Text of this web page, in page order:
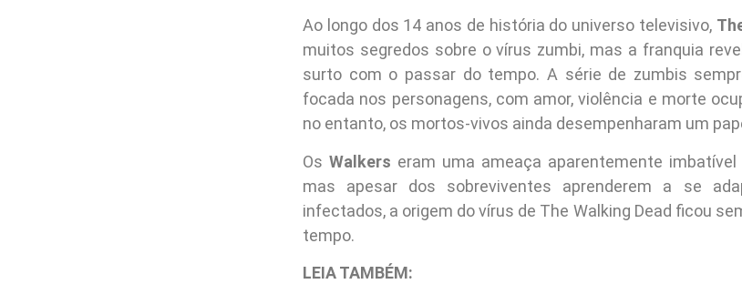
Ao longo dos 14 anos de história do universo televisivo,
muitos segredos sobre o vírus zumbi, mas a franquia
surto com o passar do tempo. A série de zumbis
focada nos personagens, com amor, violência e morte
no entanto, os mortos-vivos ainda desempenharam um
Os Walkers eram uma ameaça aparentemente
mas apesar dos sobreviventes aprenderem a se
infectados, a origem do vírus de The Walking Dead ficou
tempo.
LEIA TAMBÉM: